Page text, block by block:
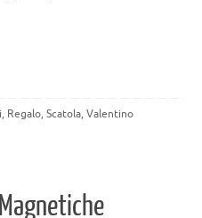
, Regalo,Scatola,Valentino